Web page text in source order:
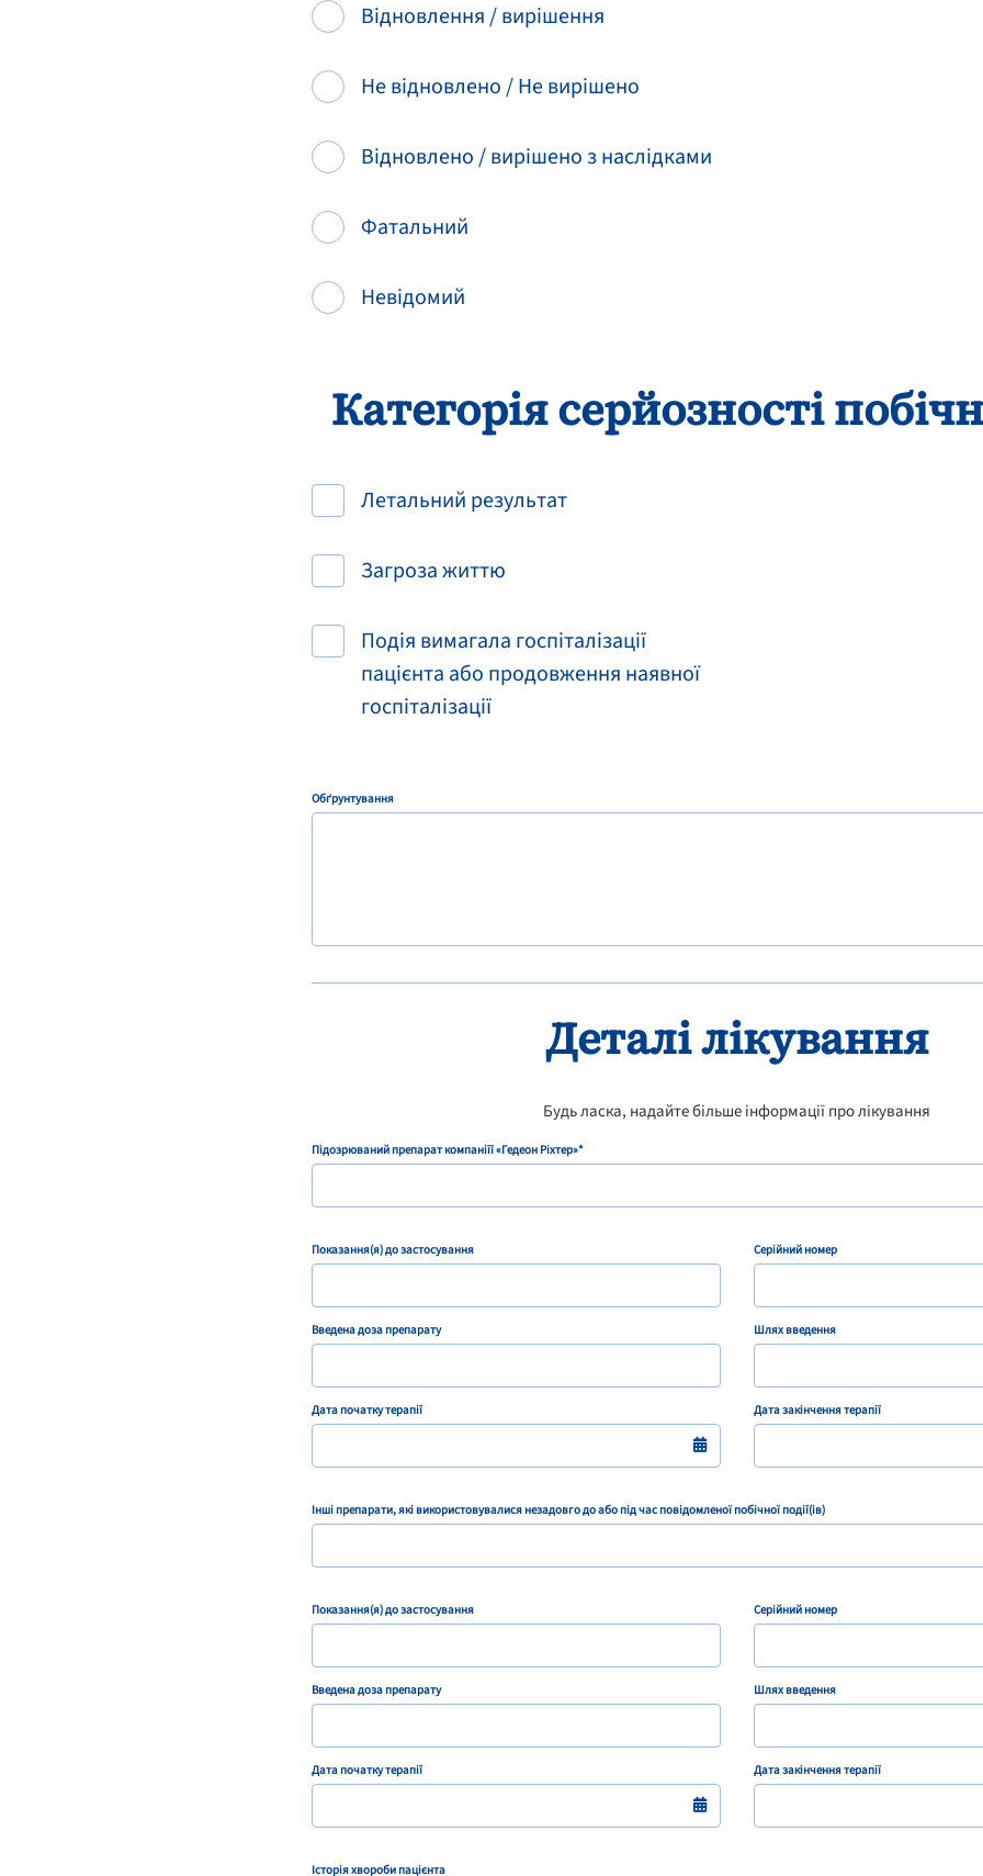
Відновлення / вирішення
Не відновлено / Не вирішено
Відновлено / вирішено з наслідками
Фатальний
Невідомий
Категорія серйозності
Летальний результат
Загроза життю
Подія вимагала госпіталізації
пацієнта або продовження наявної
госпіталізації
Обґрунтування
Деталі лікування
Будь ласка, надайте більше інформації про лікування
Підозрюваний препарат компаніїї «Гедеон Ріхтер»*
Показання(я) до застосування
Введена доза препарату
Дата початку терапії
Серійний номер
Шлях введення
Дата закінчення терапії
Інші препарати, які використовувалися незадовго до або під час повідомленої побічної події(ів)
Показання(я) до застосування
Введена доза препарату
Дата початку терапії
Серійний номер
Шлях введення
Дата закінчення терапії
Історія хвороби пацієнта